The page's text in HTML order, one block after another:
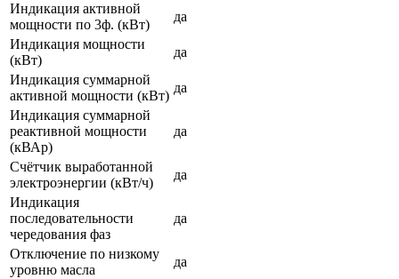
Индикация активной
мощности по 3ф. (кВт)
да
Индикация мощности
(кВт)
да
Индикация суммарной
активной мощности (кВт)
да
Индикация суммарной
реактивной мощности
(кВАр)
да
Счётчик выработанной
электроэнергии (кВт/ч)
да
Индикация
последовательности
чередования фаз
да
Отключение по низкому
уровню масла
да